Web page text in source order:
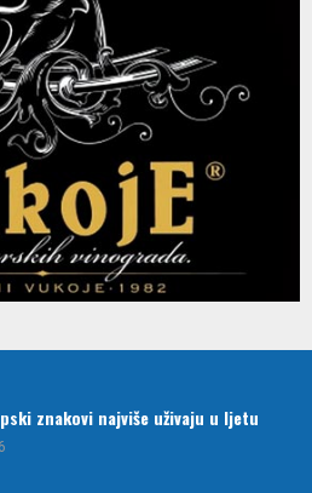
znakovi najviše uživaju u ljetu